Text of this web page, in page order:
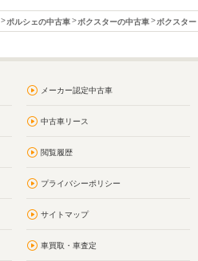
ポルシェの中古車 ボクスターの中古車 ボクスタ
メーカー認定中古車
中古車リース
閲覧履歴
プライバシーポリシー
サイトマップ
車買取・車査定